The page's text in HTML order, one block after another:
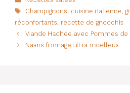
e
b
o
s
A
p
re
st
g
er
Étiquettes
Champignons, cuisine italienne,
réconfortants, recette de gnocchis
Viande Hachée avec Pommes de
Naans fromage ultra moelleux